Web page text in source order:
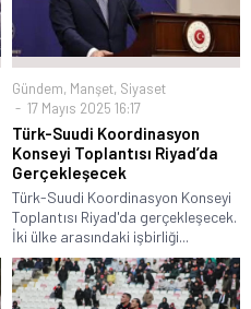
Gündem, Manşet, Siyaset
17 Mayıs 2025 16:17
Türk-Suudi Koordinasyon
Konseyi Toplantısı Riyad’da
Gerçekleşecek
Türk-Suudi Koordinasyon Konseyi
Toplantısı Riyad'da gerçekleşecek.
İki ülke arasındaki işbirliği...